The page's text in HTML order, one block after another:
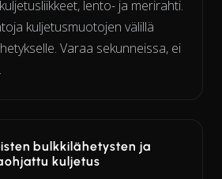
lento- ja merirahti.
kuljetusmuotojen välillä
Varaa sekunneissa, ei
bulkkilähetysten ja
kuljetus